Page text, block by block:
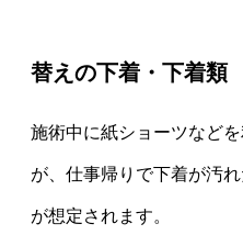
替えの下着・下着類
施術中に紙ショーツなど
が、仕事帰りで下着が汚
が想定されます。